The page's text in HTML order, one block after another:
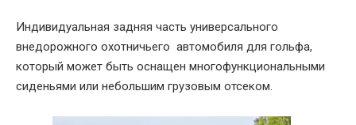
Индивидуальная задняя часть универсального
внедорожного охотничьего автомобиля для гольфа,
который может быть оснащен многофункциональными
сиденьями или небольшим грузовым отсеком.